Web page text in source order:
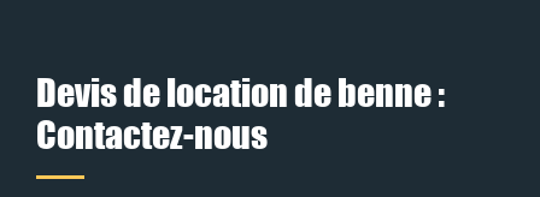
Devis de location de benne :
Contactez-nous